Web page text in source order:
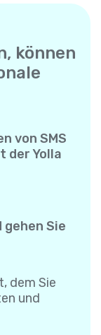
können
von SMS
der Yolla
gehen Sie
dem Sie
und